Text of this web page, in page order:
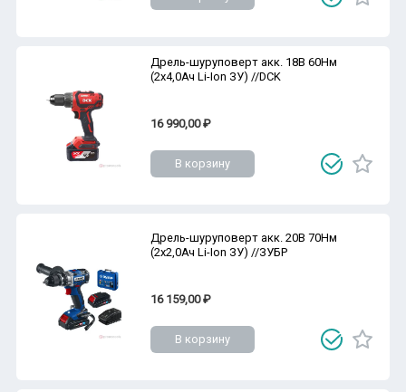
Дрель-шуруповерт акк. 18В 60Нм
(2х4,0Ач Li-Ion ЗУ) //DCK
16 990,00 ₽
В корзину
Дрель-шуруповерт акк. 20В 70Нм
(2х2,0Ач Li-Ion ЗУ) //ЗУБР
16 159,00 ₽
В корзину